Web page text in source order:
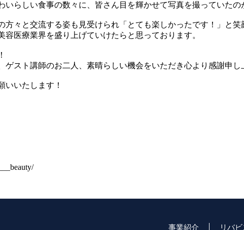
らしい食事の数々に、皆さん目を輝かせて写真を撮っていたの
々と交流する姿も見受けられ「とても楽しかったです！」と笑
医療業界を盛り上げていけたらと思っております。
スト講師のお二人、素晴らしい機会をいただき心より感謝申し
いいたします！
事業紹介 リバ